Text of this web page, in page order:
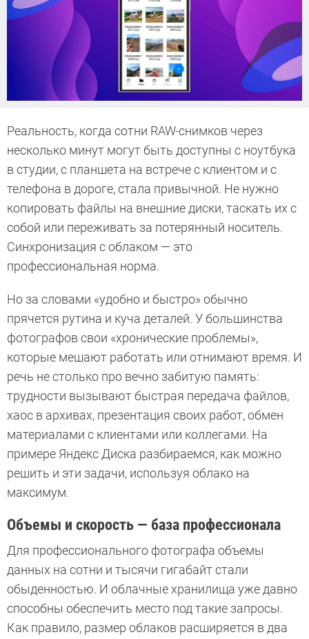
Реальность, когда сотни RAW-снимков через
несколько минут могут быть доступны с ноутбука
в студии, с планшета на встрече с клиентом и с
телефона в дороге, стала привычной. Не нужно
копировать файлы на внешние диски, таскать их с
собой или переживать за потерянный носитель.
Синхронизация с облаком — это
профессиональная норма.
Но за словами «удобно и быстро» обычно
прячется рутина и куча деталей. У большинства
фотографов свои «хронические проблемы»,
которые мешают работать или отнимают время. И
речь не столько про вечно забитую память:
трудности вызывают быстрая передача файлов,
хаос в архивах, презентация своих работ, обмен
материалами с клиентами или коллегами. На
примере Яндекс Диска разбираемся, как можно
решить и эти задачи, используя облако на
максимум.
Объемы и скорость — база профессионала
Для профессионального фотографа объемы
данных на сотни и тысячи гигабайт стали
обыденностью. И облачные хранилища уже давно
способны обеспечить место под такие запросы.
Как правило, размер облаков расширяется в два